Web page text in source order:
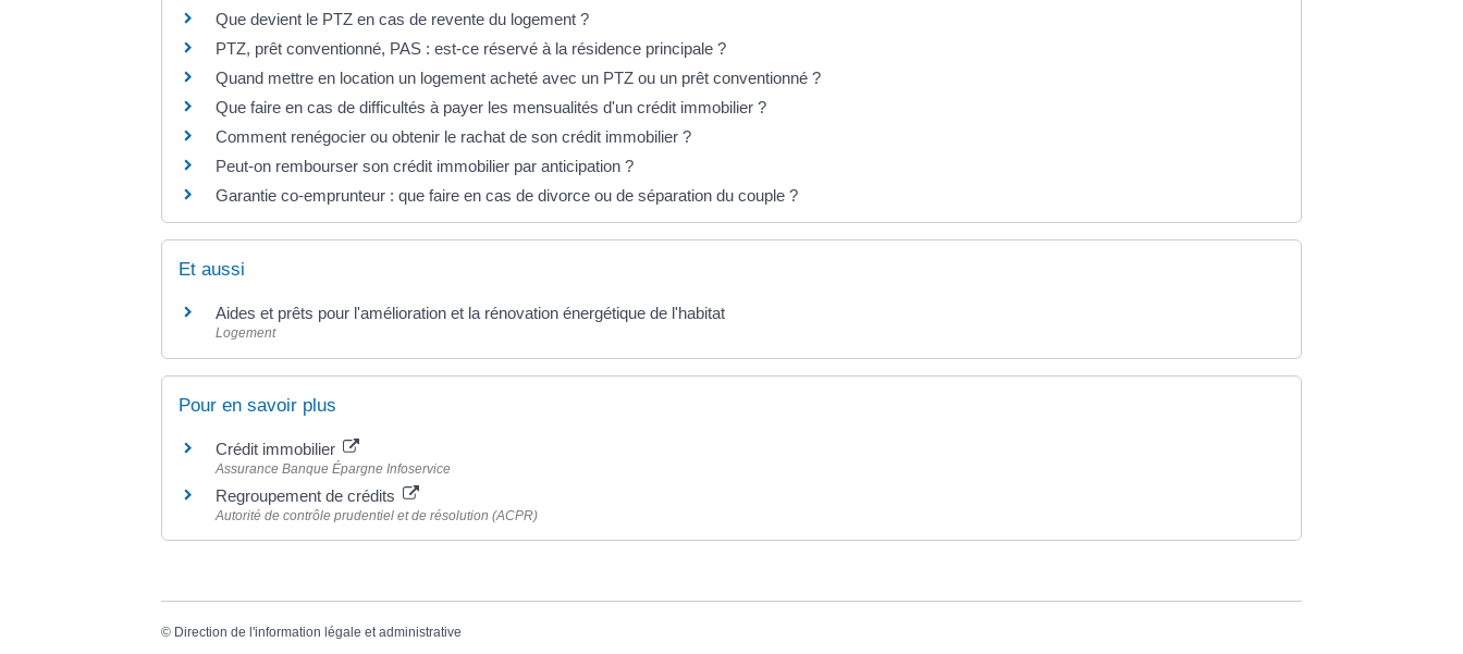
Que devient le PTZ en cas de revente du logement ?
PTZ, prêt conventionné, PAS : est-ce réservé à la résidence principale ?
Quand mettre en location un logement acheté avec un PTZ ou un prêt conventionné ?
Que faire en cas de difficultés à payer les mensualités d'un crédit immobilier ?
Comment renégocier ou obtenir le rachat de son crédit immobilier ?
Peut-on rembourser son crédit immobilier par anticipation ?
Garantie co-emprunteur : que faire en cas de divorce ou de séparation du couple ?
Et aussi
Aides et prêts pour l'amélioration et la rénovation énergétique de l'habitat
Logement
Pour en savoir plus
Crédit immobilier
Assurance Banque Épargne Infoservice
Regroupement de crédits
Autorité de contrôle prudentiel et de résolution (ACPR)
© Direction de l'information légale et administrative